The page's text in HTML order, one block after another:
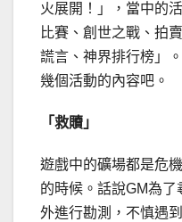
火展開！」，當中的
比賽、創世之戰、拍
謊言、神界排行榜」
幾個活動的內容吧。
「救贖」
遊戲中的礦場都是危
的時候。話說GM為
外進行勘測，不慎遇